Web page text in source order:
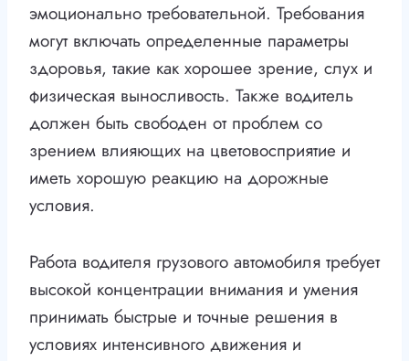
эмоционально требовательной. Требования
могут включать определенные параметры
здоровья, такие как хорошее зрение, слух и
физическая выносливость. Также водитель
должен быть свободен от проблем со
зрением влияющих на цветовосприятие и
иметь хорошую реакцию на дорожные
условия.
Работа водителя грузового автомобиля требует
высокой концентрации внимания и умения
принимать быстрые и точные решения в
условиях интенсивного движения и